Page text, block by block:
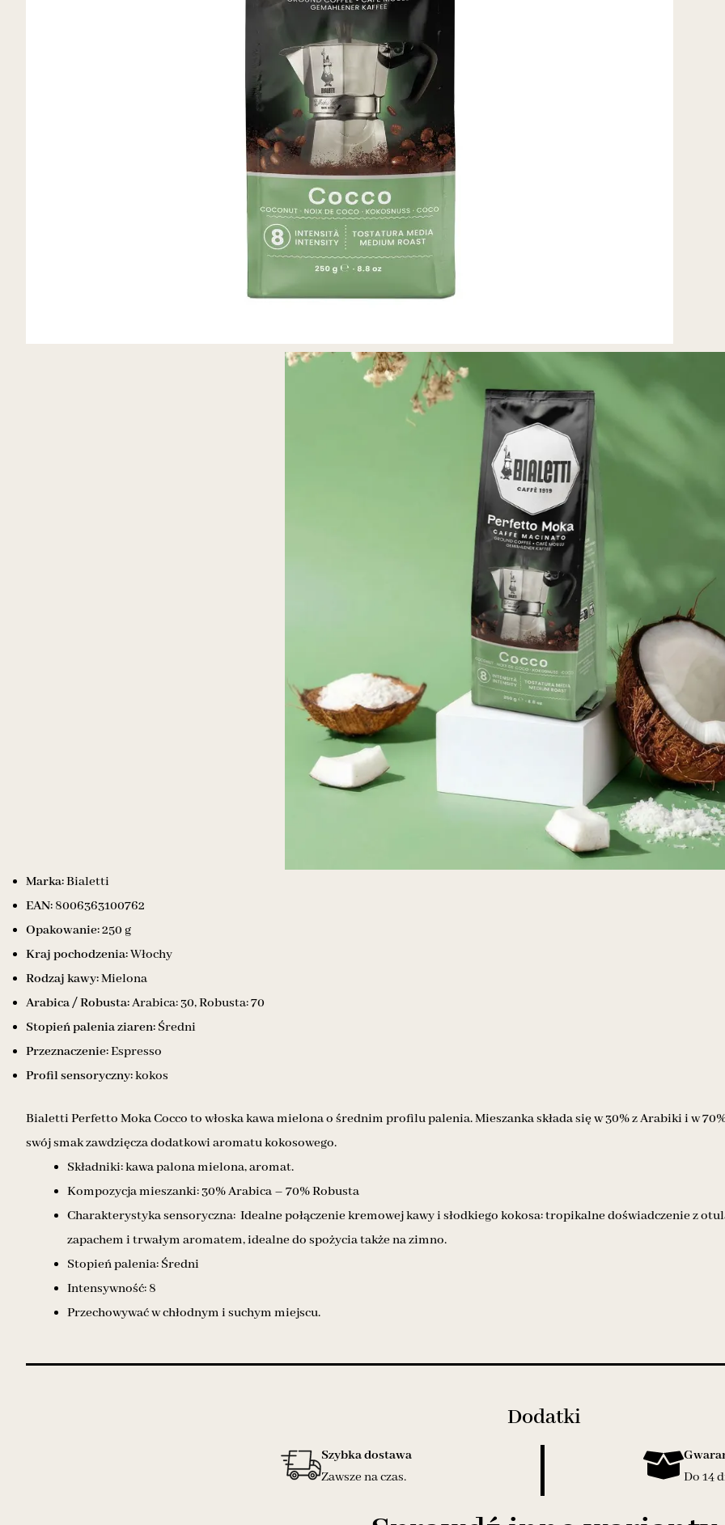
Marka:Bialetti
EAN: 8006363100762
Opakowanie:250 g
Kraj pochodzenia:Włochy
Rodzaj kawy:Mielona
Arabica / Robusta:Arabica: 30, Robusta: 70
Stopień palenia ziaren: Średni
Przeznaczenie:Espresso
Profil sensoryczny:kokos
Bialetti Perfetto Moka Cocco to włoska kawa mielona o średnim profilu palenia. Mieszanka składa się w 30% z Arabiki i w
swój smak zawdzięcza dodatkowi aromatu kokosowego.
Składniki: kawa palona mielona, aromat.
Kompozycja mieszanki: 30% Arabica – 70% Robusta
Charakterystyka sensoryczna: Idealne połączenie kremowej kawy i słodkiego kokosa: tropikalne doświadczenie z
zapachem i trwałym aromatem, idealne do spożycia także na zimno.
Stopień palenia: Średni
Intensywność: 8
Przechowywać w chłodnym i suchym miejscu.
Dodatki
Szybka dostawa
Zawsze na czas.
Do 14